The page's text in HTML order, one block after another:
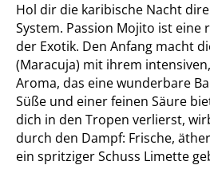
Hol dir die karibische Nacht
System. Passion Mojito ist eine
der Exotik. Den Anfang macht
(Maracuja) mit ihrem
Aroma, das eine wunderbare
Süße und einer feinen Säure
dich in den Tropen verlierst,
durch den Dampf: Frische,
ein spritziger Schuss Limette